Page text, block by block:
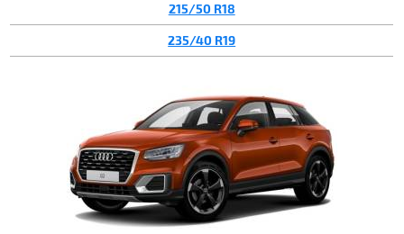
215/50 R18
235/40 R19